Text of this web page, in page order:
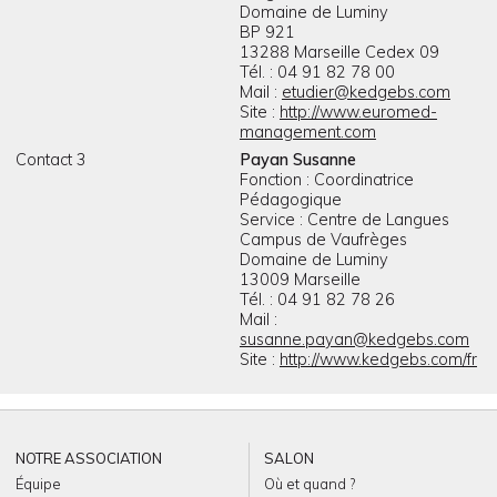
Domaine de Luminy
BP 921
13288 Marseille Cedex 09
Tél. : 04 91 82 78 00
Mail : etudier@kedgebs.com
Site : http://www.euromed-
management.com
Contact 3
Payan Susanne
Fonction : Coordinatrice
Pédagogique
Service : Centre de Langues
Campus de Vaufrèges
Domaine de Luminy
13009 Marseille
Tél. : 04 91 82 78 26
Mail :
susanne.payan@kedgebs.com
Site : http://www.kedgebs.com/fr
NOTRE ASSOCIATION
Équipe
SALON
Où et quand ?